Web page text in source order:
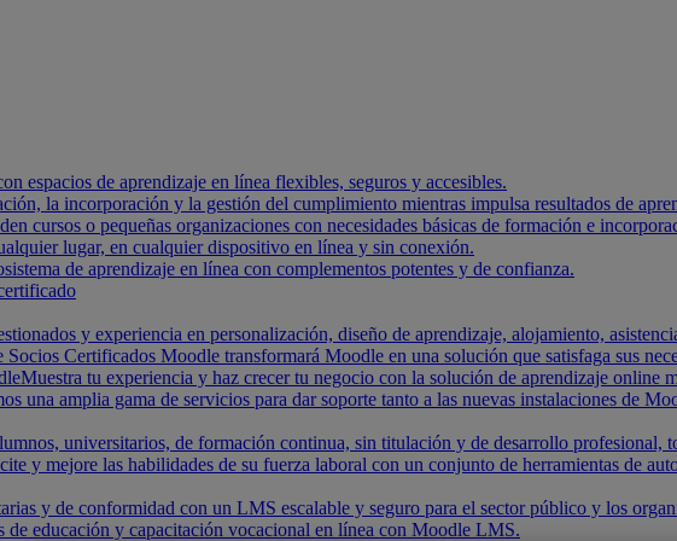
espacios de aprendizaje en línea flexibles, seguros y accesibles.
la incorporación y la gestión del cumplimiento mientras impulsa resultados de
cursos o pequeñas organizaciones con necesidades básicas de formación e
lugar, en cualquier dispositivo en línea y sin conexión.
de aprendizaje en línea con complementos potentes y de confianza.
y experiencia en personalización, diseño de aprendizaje, alojamiento,
Socios Certificados Moodle transformará Moodle en una solución que satisfaga sus
Muestra tu experiencia y haz crecer tu negocio con la solución de aprendizaje online
una amplia gama de servicios para dar soporte tanto a las nuevas instalaciones de
universitarios, de formación continua, sin titulación y de desarrollo profesional,
y mejore las habilidades de su fuerza laboral con un conjunto de herramientas de
y de conformidad con un LMS escalable y seguro para el sector público y los
de educación y capacitación vocacional en línea con Moodle LMS.